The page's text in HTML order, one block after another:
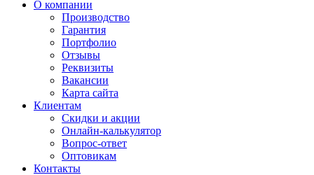
О компании
Производство
Гарантия
Портфолио
Отзывы
Реквизиты
Вакансии
Карта сайта
Клиентам
Скидки и акции
Онлайн-калькулятор
Вопрос-ответ
Оптовикам
Контакты